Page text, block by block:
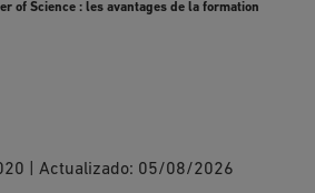
of Science : les avantages de la formation
Actualizado: 05/08/2026